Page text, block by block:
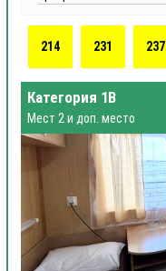
214 231 237
Категория 1В
Мест 2 и доп. место